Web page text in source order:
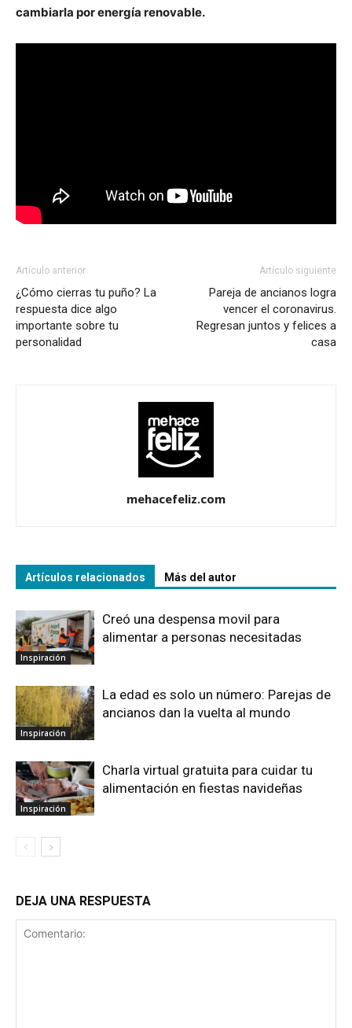
cambiarla por energía renovable.
Artículo anterior
¿Cómo cierras tu puño? La
respuesta dice algo
importante sobre tu
personalidad
Artículo siguiente
Pareja de ancianos logra
vencer el coronavirus.
Regresan juntos y felices a
casa
mehacefeliz.com
Artículos relacionados Más del autor
Inspiración
Creó una despensa movil para
alimentar a personas necesitadas
Inspiración
La edad es solo un número: Parejas de
ancianos dan la vuelta al mundo
Inspiración
Charla virtual gratuita para cuidar tu
alimentación en fiestas navideñas
DEJA UNA RESPUESTA